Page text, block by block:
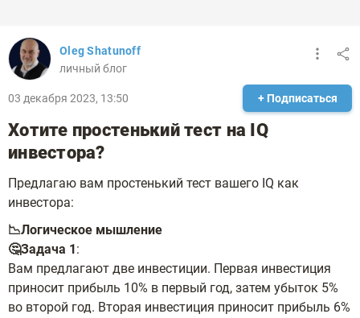
Oleg Shatunoff
личный блог
03 декабря 2023, 13:50 + Подписаться
Хотите простенький тест на IQ
инвестора?
Предлагаю вам простенький тест вашего IQ как
инвестора:
📉Логическое мышление
🤔Задача 1:
Вам предлагают две инвестиции. Первая инвестиция
приносит прибыль 10% в первый год, затем убыток 5%
во второй год. Вторая инвестиция приносит прибыль 6%